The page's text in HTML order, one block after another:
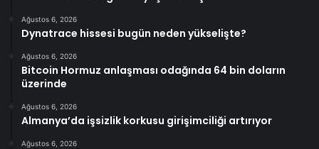
Ağustos 6, 2026
Dynatrace hissesi bugün neden yükselişte?
Ağustos 6, 2026
Bitcoin Hormuz anlaşması odağında 64 bin doların
üzerinde
Ağustos 6, 2026
Almanya’da işsizlik korkusu girişimciliği artırıyor
Ağustos 6, 2026